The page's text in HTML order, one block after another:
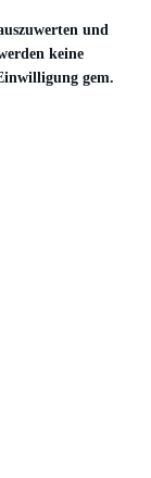
und
keine
gem.